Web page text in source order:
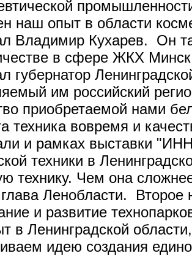
наш опыт в области
Владимир Кухарев. Он
в сфере ЖКХ
губернатор
им российский
приобретаемой нами
техника вовремя и
и рамках выставки
техники в
технику. Чем она
Ленобласти. Второе
и развитие
в Ленинградской
идею создания